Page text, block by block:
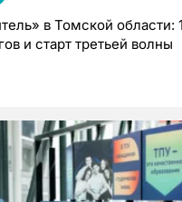
в Томской области:
и старт третьей волны